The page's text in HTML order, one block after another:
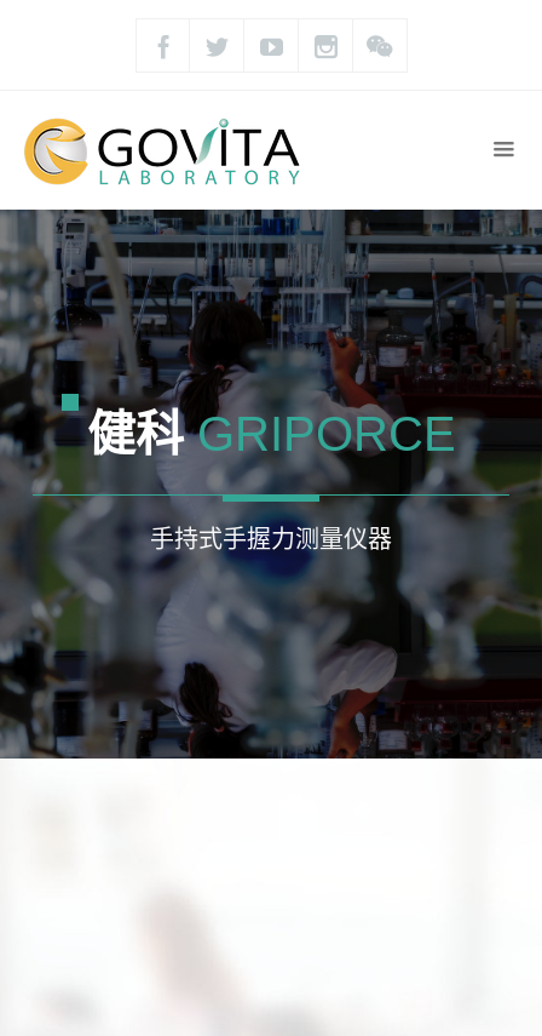
健科GRIPORCE
手持式手握力测量仪器